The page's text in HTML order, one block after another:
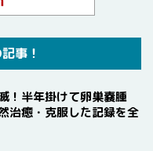
事！
！半年掛けて卵巣嚢腫
治癒・克服した記録を全